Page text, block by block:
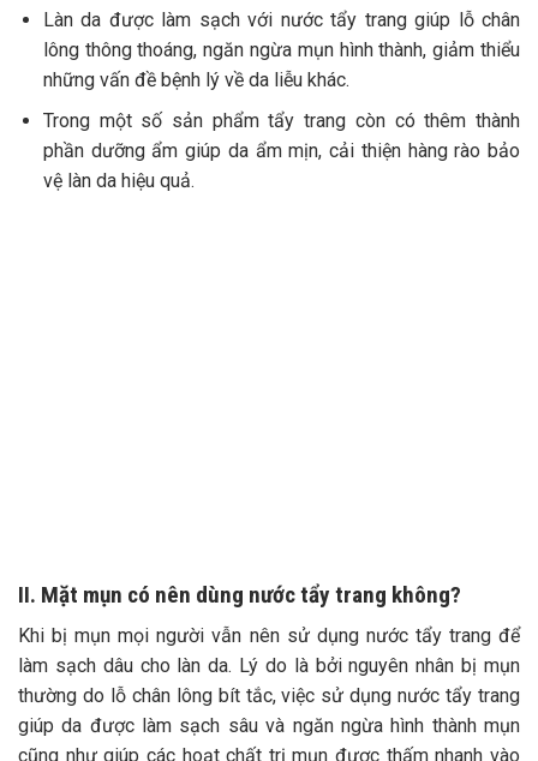
Làn da được làm sạch với nước tẩy trang giúp lỗ chân
lông thông thoáng, ngăn ngừa mụn hình thành, giảm thiểu
những vấn đề bệnh lý về da liễu khác.
Trong một số sản phẩm tẩy trang còn có thêm thành
phần dưỡng ẩm giúp da ẩm mịn, cải thiện hàng rào bảo
vệ làn da hiệu quả.
II. Mặt mụn có nên dùng nước tẩy trang không?
Khi bị mụn mọi người vẫn nên sử dụng nước tẩy trang để
làm sạch dâu cho làn da. Lý do là bởi nguyên nhân bị mụn
thường do lỗ chân lông bít tắc, việc sử dụng nước tẩy trang
giúp da được làm sạch sâu và ngăn ngừa hình thành mụn
cũng như giúp các hoạt chất trị mụn được thấm nhanh vào